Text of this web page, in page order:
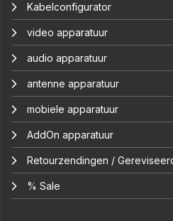
Kabelconfigurator
video apparatuur
audio apparatuur
antenne apparatuur
mobiele apparatuur
AddOn apparatuur
Retourzendingen /
% Sale